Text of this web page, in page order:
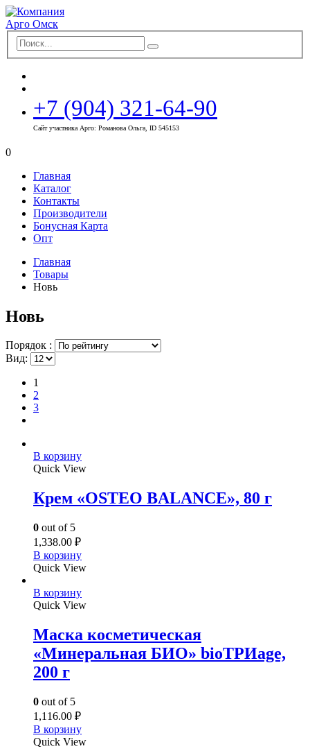
+7 (904) 321-64-90
Сайт участника Арго: Романова Ольга, ID 545153
0
Главная
Каталог
Контакты
Производители
Бонусная Карта
Опт
Главная
Товары
Новь
Новь
Порядок :
Вид:
1
2
3
В корзину
Quick View
Крем «OSTEO BALANCE», 80 г
0 out of 5
1,338.00 ₽
В корзину
Quick View
В корзину
Quick View
Маска косметическая
«Минеральная БИО» bioТРИage,
200 г
0 out of 5
1,116.00 ₽
В корзину
Quick View